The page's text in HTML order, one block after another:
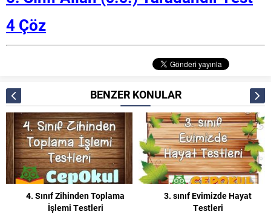
4 Çöz
BENZER KONULAR
4. Sınıf Zihinden Toplama
İşlemi Testleri
3. sınıf Evimizde Hayat
Testleri